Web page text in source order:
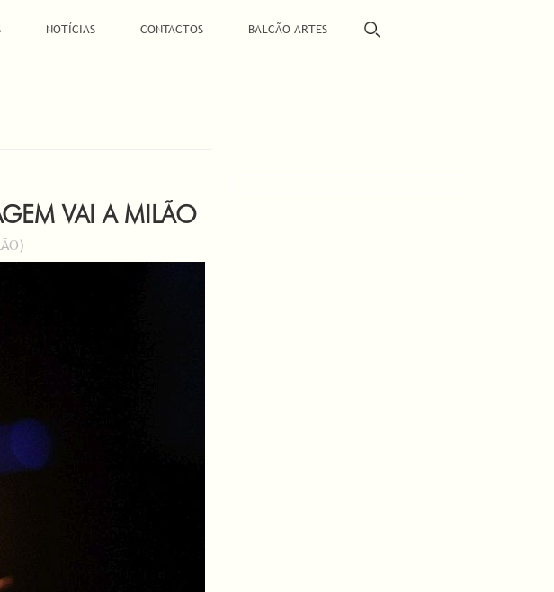
NOTÍCIAS CONTACTOS BALCÃO ARTES
VAI A MILÃO